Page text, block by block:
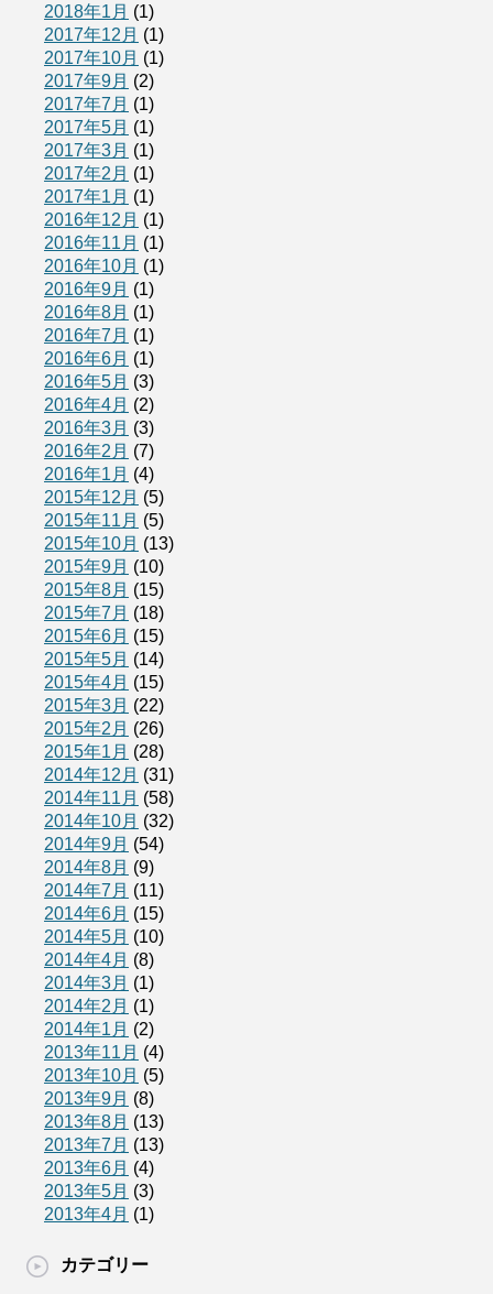
2018年1月 (1)
2017年12月 (1)
2017年10月 (1)
2017年9月 (2)
2017年7月 (1)
2017年5月 (1)
2017年3月 (1)
2017年2月 (1)
2017年1月 (1)
2016年12月 (1)
2016年11月 (1)
2016年10月 (1)
2016年9月 (1)
2016年8月 (1)
2016年7月 (1)
2016年6月 (1)
2016年5月 (3)
2016年4月 (2)
2016年3月 (3)
2016年2月 (7)
2016年1月 (4)
2015年12月 (5)
2015年11月 (5)
2015年10月 (13)
2015年9月 (10)
2015年8月 (15)
2015年7月 (18)
2015年6月 (15)
2015年5月 (14)
2015年4月 (15)
2015年3月 (22)
2015年2月 (26)
2015年1月 (28)
2014年12月 (31)
2014年11月 (58)
2014年10月 (32)
2014年9月 (54)
2014年8月 (9)
2014年7月 (11)
2014年6月 (15)
2014年5月 (10)
2014年4月 (8)
2014年3月 (1)
2014年2月 (1)
2014年1月 (2)
2013年11月 (4)
2013年10月 (5)
2013年9月 (8)
2013年8月 (13)
2013年7月 (13)
2013年6月 (4)
2013年5月 (3)
2013年4月 (1)
カテゴリー